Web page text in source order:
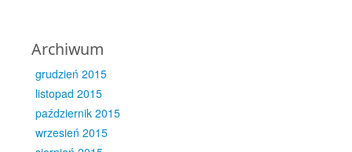
Archiwum
grudzień 2015
listopad 2015
październik 2015
wrzesień 2015